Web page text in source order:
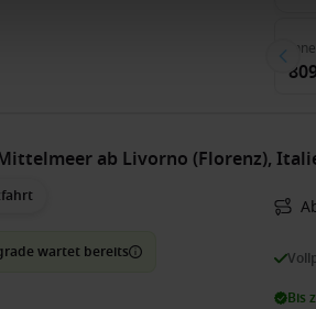
ab Livorno (Florenz),
wartet bereits
Bis